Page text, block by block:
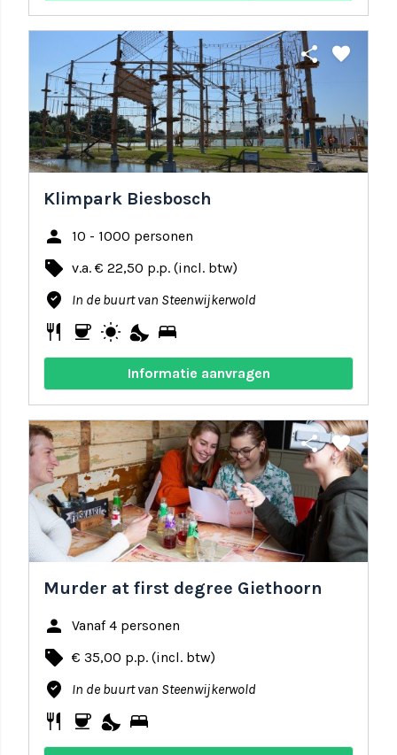
share favorite
Klimpark Biesbosch
person 10 - 1000 personen
local_offer v.a. € 22,50 p.p. (incl. btw)
where_to_vote In de buurt van Steenwijkerwold
restaurant coffee wb_sunny nights_stay bed
Informatie aanvragen
share favorite
Murder at first degree Giethoorn
person Vanaf 4 personen
local_offer € 35,00 p.p. (incl. btw)
where_to_vote In de buurt van Steenwijkerwold
restaurant coffee nights_stay bed